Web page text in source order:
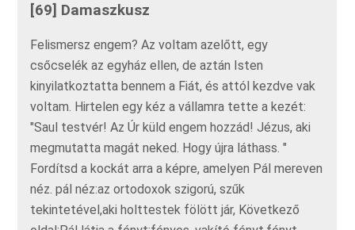
[69] Damaszkusz
Felismersz engem? Az voltam azelőtt, egy
csőcselék az egyház ellen, de aztán Isten
kinyilatkoztatta bennem a Fiát, és attól kezdve vak
voltam. Hirtelen egy kéz a vállamra tette a kezét:
"Saul testvér! Az Úr küld engem hozzád! Jézus, aki
megmutatta magát neked. Hogy újra láthass. "
Fordítsd a kockát arra a képre, amelyen Pál mereven
néz. pál néz:az ortodoxok szigorú, szűk
tekintetével,aki holttestek fölött jár, Következő